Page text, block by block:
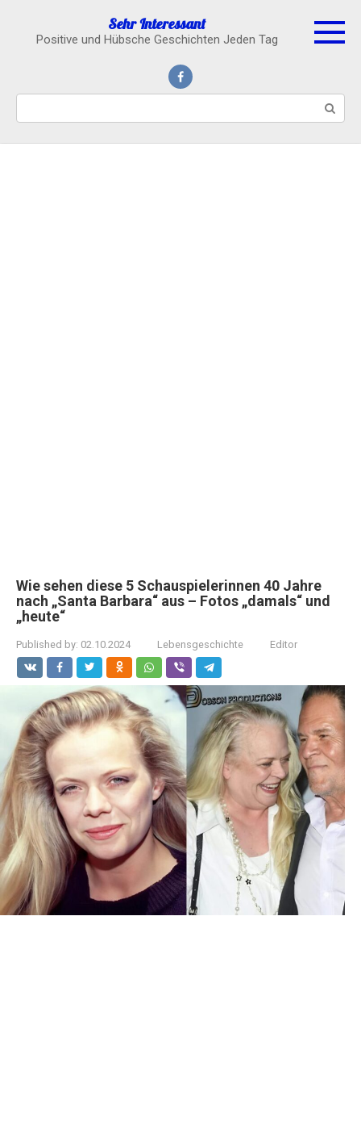
content
Sehr Interessant
Positive und Hübsche Geschichten Jeden Tag
Wie sehen diese 5 Schauspielerinnen 40 Jahre
nach „Santa Barbara“ aus – Fotos „damals“ und
„heute“
Published by: 02.10.2024 Lebensgeschichte Editor